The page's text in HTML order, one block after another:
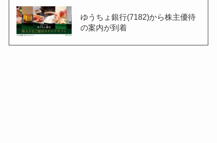
ゆうちょ銀行(7182)から株主優待
の案内が到着